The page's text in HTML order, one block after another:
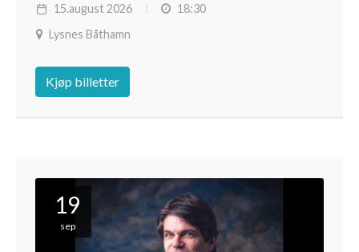
15.august 2026
18:30
Lysnes Båthamn
Kjøp billetter
19
sep